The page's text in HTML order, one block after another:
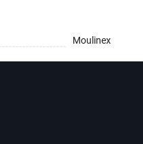
Moulinex